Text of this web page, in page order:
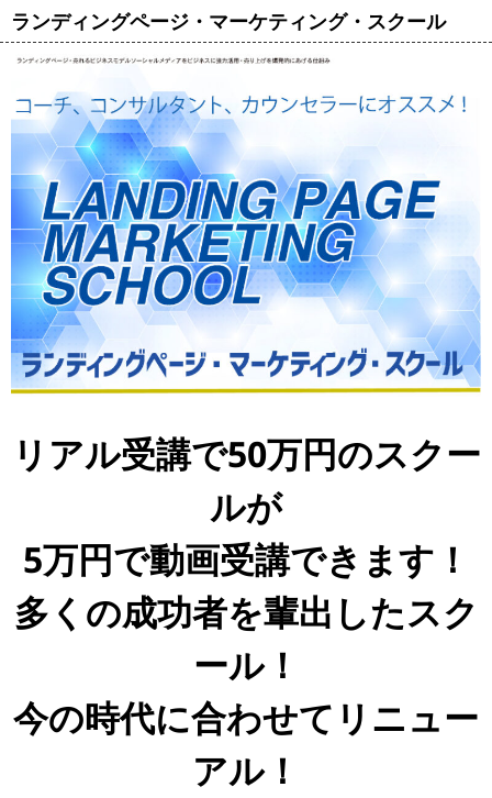
ランディングページ・マーケティング・スクール
リアル受講で50万円のスクー
ルが
5万円で動画受講できます！
多くの成功者を輩出したスク
ール！
今の時代に合わせてリニュー
アル！